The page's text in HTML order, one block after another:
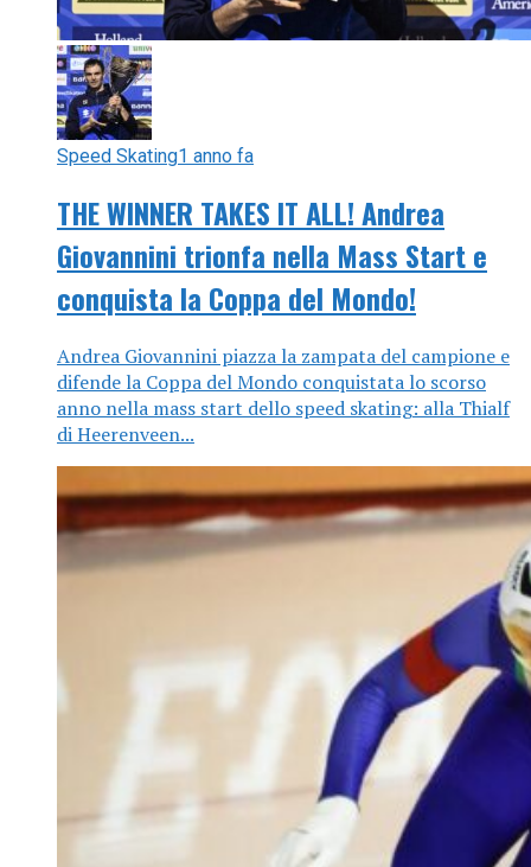
Speed Skating1 anno fa
THE WINNER TAKES IT ALL! Andrea
Giovannini trionfa nella Mass Start e
conquista la Coppa del Mondo!
Andrea Giovannini piazza la zampata del campione e
difende la Coppa del Mondo conquistata lo scorso
anno nella mass start dello speed skating: alla Thialf
di Heerenveen...